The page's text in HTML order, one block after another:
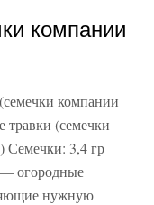
компании
компании
(семечки
Семечки: 3,4 гр
огородные
нужную